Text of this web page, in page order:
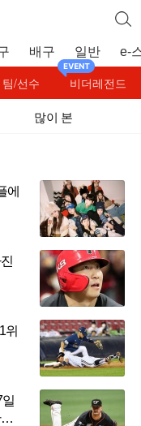
배구 일반 e-
팀/선수 비더레전드
많이 본
에
위